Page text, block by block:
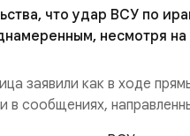
что удар ВСУ по
несмотря
заявили как в ходе
в сообщениях,
официальный